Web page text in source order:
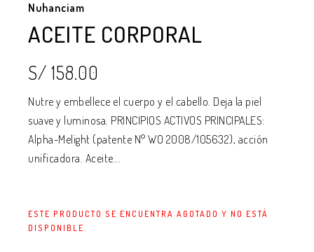
Nuhanciam
ACEITE CORPORAL
S/ 158.00
Nutre y embellece el cuerpo y el cabello. Deja la piel
suave y luminosa. PRINCIPIOS ACTIVOS PRINCIPALES:
Alpha-Melight (patente N° WO 2008/105632), acción
unificadora. Aceite...
ESTE PRODUCTO SE ENCUENTRA AGOTADO Y NO ESTÁ
DISPONIBLE.